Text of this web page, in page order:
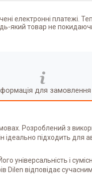
електронні платежі.
який товар не
для замовлення
Розроблений з
ідеально підходить для
універсальність і
Dilen відповідає сучасним